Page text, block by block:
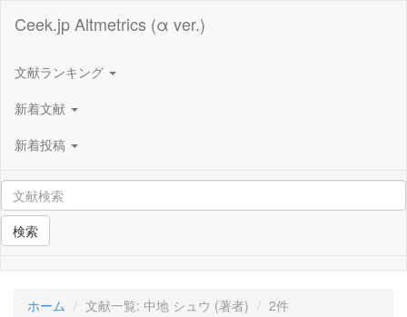
Ceek.jp Altmetrics (α ver.)
文献ランキング
新着文献
新着投稿
検索
ホーム 文献一覧: 中地 シュウ (著者) 2件